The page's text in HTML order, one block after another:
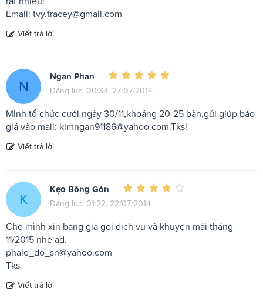
Email: tvy.tracey@gmail.com
Viết trả lời
N
Ngan Phan
Đăng lúc: 00:33, 27/07/2014
Mình tổ chức cưới ngày 30/11,khoảng 20-25 bàn,gửi giúp báo
giá vào mail: kimngan91186@yahoo.com.Tks!
Viết trả lời
K
Kẹo Bông Gòn
Đăng lúc: 01:22, 22/07/2014
Cho mình xin bang gia goi dich vu và khuyen mãi tháng
11/2015 nhe ad.
phale_do_sn@yahoo.com
Tks
Viết trả lời